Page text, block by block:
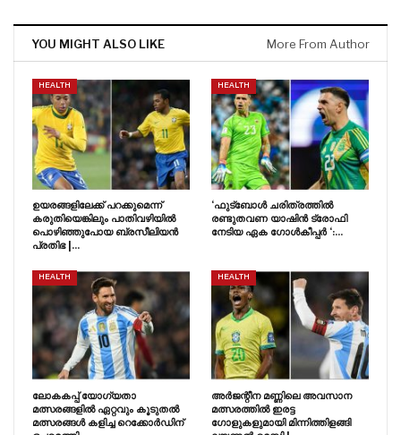
YOU MIGHT ALSO LIKE More From Author
HEALTH
ഉയരങ്ങളിലേക്ക് പറക്കുമെന്ന്
കരുതിയെങ്കിലും പാതിവഴിയിൽ
പൊഴിഞ്ഞുപോയ ബ്രസീലിയൻ
പ്രതിഭ |…
HEALTH
‘ഫുട്ബോൾ ചരിത്രത്തിൽ
രണ്ടുതവണ യാഷിൻ ട്രോഫി
നേടിയ ഏക ഗോൾകീപ്പർ ‘:…
HEALTH
ലോകകപ്പ് യോഗ്യതാ
മത്സരങ്ങളിൽ ഏറ്റവും കൂടുതൽ
മത്സരങ്ങൾ കളിച്ച റെക്കോർഡിന്
HEALTH
അർജന്റീന മണ്ണിലെ അവസാന
മത്സരത്തിൽ ഇരട്ട
ഗോളുകളുമായി മിന്നിത്തിളങ്ങി